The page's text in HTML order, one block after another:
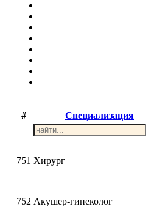
# Специализация
751 Хирург
752 Акушер-гинеколог